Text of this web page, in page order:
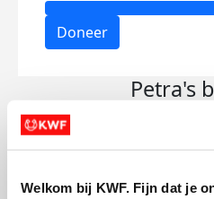
Welkom bij KWF. Fijn dat je
Doneer
Petra's